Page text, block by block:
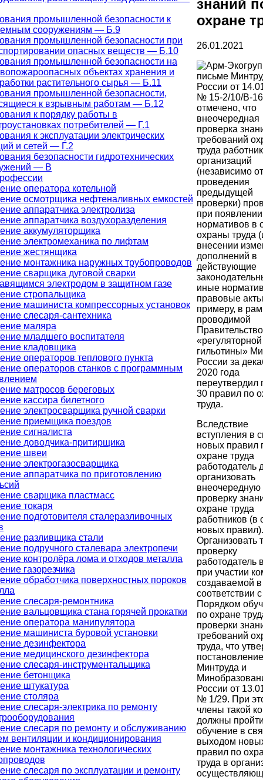
промышленной безопасности к
сооружениям — Б.9
промышленной безопасности при
опасных веществ — Б.10
промышленной безопасности на
объектах хранения и
растительного сырья — Б.11
промышленной безопасности,
к взрывным работам — Б.12
к порядку работы в
потребителей — Г.1
к эксплуатации электрических
и сетей — Г.2
безопасности гидротехнических
— В
оператора котельной
осмотрщика нефтеналивных емкостей
аппаратчика электролиза
аппаратчика воздухоразделения
аккумуляторщика
электромеханика по лифтам
жестянщика
монтажника наружных трубопроводов
сварщика дуговой сварки
электродом в защитном газе
стропальщика
машиниста компрессорных установок
слесаря-сантехника
маляра
младшего воспитателя
кладовщика
операторов теплового пункта
операторов станков с программным
матросов береговых
кассира билетного
электросварщика ручной сварки
приемщика поездов
сигналиста
доводчика-притирщика
швеи
электрогазосварщика
аппаратчика по приготовлению
сварщика пластмасс
токаря
подготовителя сталеразливочных
разливщика стали
подручного сталевара электропечи
контролёра лома и отходов металла
газорезчика
обработчика поверхностных пороков
слесаря-ремонтника
вальцовщика стана горячей прокатки
оператора манипулятора
машиниста буровой установки
дезинфектора
медицинского дезинфектора
слесаря-инструментальщика
бетонщика
штукатура
столяра
слесаря-электрика по ремонту
слесаря по ремонту и обслуживанию
вентиляции и кондиционирования
монтажника технологических
слесаря по эксплуатации и ремонту
знаний
охране
26.01.2021
письме
России от
№ 15-2/10/В-
отмечено, что
внеочередная
проверка
требований
труда
организаций
(независимо
проведения
предыдущей
проверки)
при
нормативов в
охраны труда
внесении
дополнений в
действующие
иные
правовые
примеру, в
проводимой
«регуляторной
гильотины»
России за
2020 года
переутвердил
30 правил по
труда.
Вследствие
вступления в
новых правил
охране труда
работодатель
организовать
внеочередную
проверку
охране труда
работников (в
новых правил).
Организовать
проверку
работодатель
при участии
создаваемой в
соответствии с
Порядком
по охране
проверки
требований
труда, что
Минтруда и
России от
№ 1/29. При
члены такой
должны
обучение в
выходом
правил по
труда в